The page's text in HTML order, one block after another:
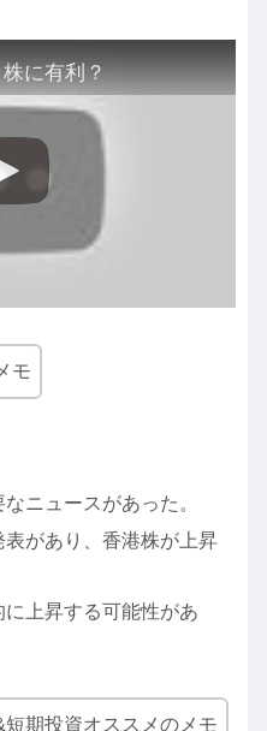
に有利？
モ
ニュースがあった。
があり、香港株が上昇
上昇する可能性があ
短期投資オススメのメモ